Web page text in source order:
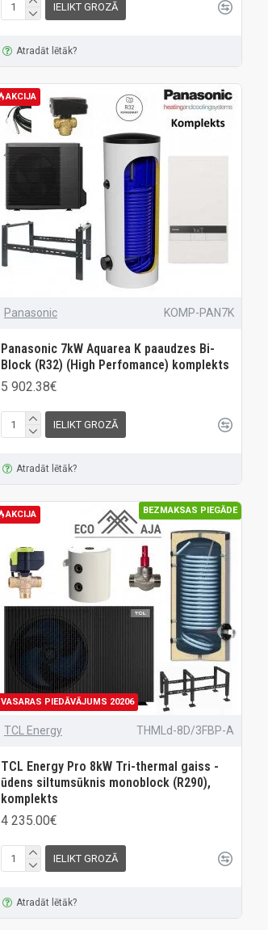
IELIKT GROZĀ
Atradāt lētāk?
AKCIJA
Panasonic KOMP-PAN7K
Panasonic 7kW Aquarea K paaudzes Bi-
Block (R32) (High Perfomance) komplekts
5 902.38€
IELIKT GROZĀ
Atradāt lētāk?
AKCIJA
VASARAS PIEDĀVĀJUMS 20206
BEZMAKSAS PIEGĀDE
TCL Energy THMLd-8D/3FBP-A
TCL Energy Pro 8kW Tri-thermal gaiss -
ūdens siltumsūknis monoblock (R290),
komplekts
4 235.00€
IELIKT GROZĀ
Atradāt lētāk?